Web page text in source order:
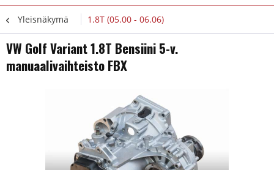
Yleisnäkymä 1.8T (05.00 - 06.06)
VW Golf Variant 1.8T Bensiini 5-v.
manuaalivaihteisto FBX